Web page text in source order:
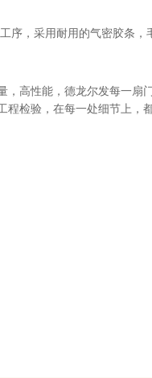
序，采用耐用的气密胶条，
，高性能，德龙尔发每一扇
程检验，在每一处细节上，